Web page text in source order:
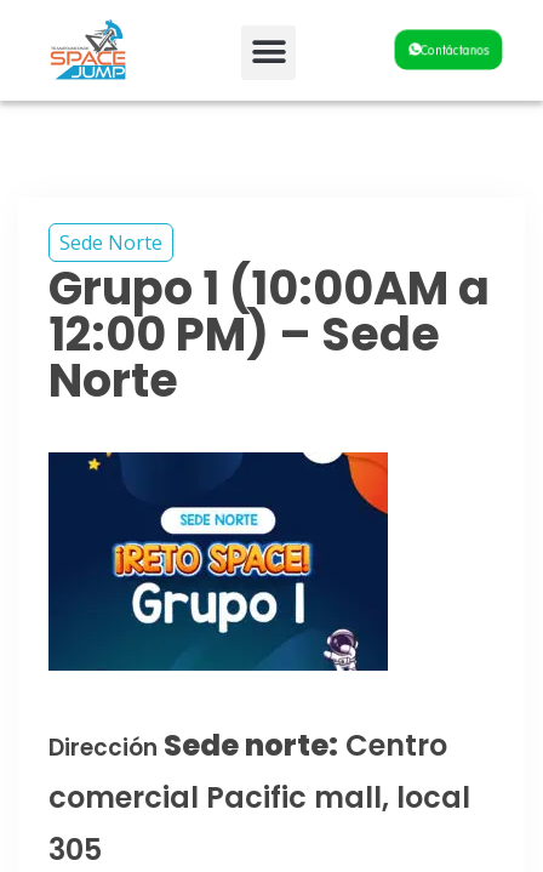
Contáctanos
Sede Norte
Grupo 1 (10:00AM a
12:00 PM) – Sede
Norte
Dirección Sede norte: Centro
comercial Pacific mall, local
305